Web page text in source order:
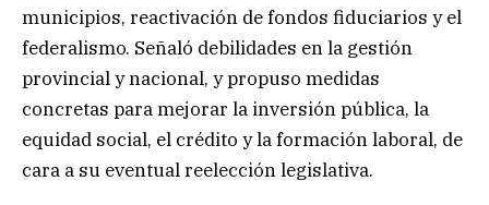
municipios, reactivación de fondos fiduciarios y el
federalismo. Señaló debilidades en la gestión
provincial y nacional, y propuso medidas
concretas para mejorar la inversión pública, la
equidad social, el crédito y la formación laboral, de
cara a su eventual reelección legislativa.